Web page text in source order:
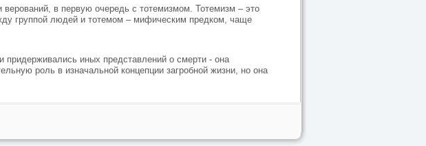
в первую очередь с тотемизмом. Тотемизм – это
группой людей и тотемом – мифическим предком, чаще
придерживались иных представлений о смерти - она
роль в изначальной концепции загробной жизни, но она